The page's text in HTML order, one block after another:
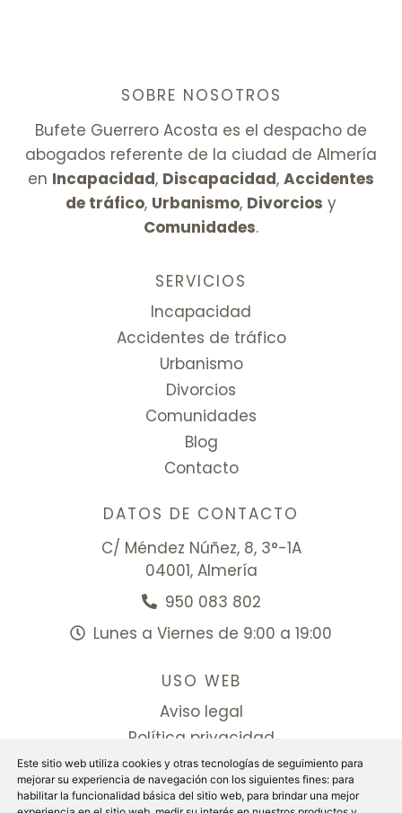
Este sitio web utiliza cookies y otras tecnologías de seguimiento para
mejorar su experiencia de navegación con los siguientes fines: para
habilitar la funcionalidad básica del sitio web, para brindar una mejor
SOBRE NOSOTROS
Bufete Guerrero Acosta es el despacho de
abogados referente de la ciudad de Almería
en Incapacidad, Discapacidad, Accidentes
de tráfico, Urbanismo, Divorcios y
Comunidades.
SERVICIOS
Incapacidad
Accidentes de tráfico
Urbanismo
Divorcios
Comunidades
Blog
Contacto
DATOS DE CONTACTO
C/ Méndez Núñez, 8, 3°-1A
04001, Almería
950 083 802
Lunes a Viernes de 9:00 a 19:00
USO WEB
Aviso legal
Política privacidad
Politica cookies
Configurar cookies